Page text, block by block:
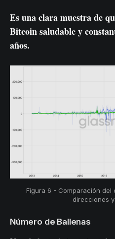
Es una clara muestra de
Bitcoin saludable y
años.
Figura 6 - Comparación
direcciones
Número de Ballenas